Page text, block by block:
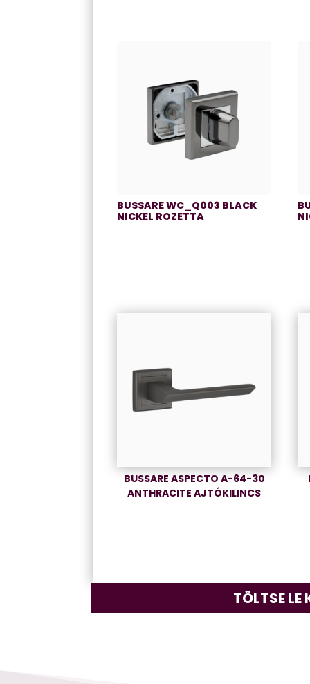
BUSSARE WC_Q003 BLACK
NICKEL ROZETTA
BUSSARE ASPECTO A-64-30
ANTHRACITE AJTÓKILINCS
TÖLTSE